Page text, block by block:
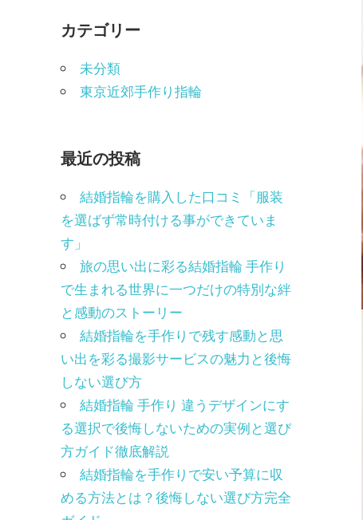
カテゴリー
未分類
東京近郊手作り指輪
最近の投稿
結婚指輪を購入した口コミ「服装
を選ばず常時付ける事ができていま
す」
旅の思い出に彩る結婚指輪 手作り
で生まれる世界に一つだけの特別な絆
と感動のストーリー
結婚指輪を手作りで残す感動と思
い出を彩る撮影サービスの魅力と後悔
しない選び方
結婚指輪 手作り 違うデザインにす
る選択で後悔しないための実例と選び
方ガイド徹底解説
結婚指輪を手作りで安い予算に収
める方法とは？後悔しない選び方完全